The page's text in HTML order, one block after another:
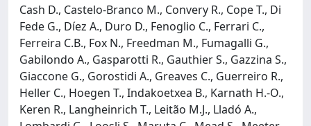
Cash D., Castelo-Branco M., Convery R., Cope T., Di
Fede G., Díez A., Duro D., Fenoglio C., Ferrari C.,
Ferreira C.B., Fox N., Freedman M., Fumagalli G.,
Gabilondo A., Gasparotti R., Gauthier S., Gazzina S.,
Giaccone G., Gorostidi A., Greaves C., Guerreiro R.,
Heller C., Hoegen T., Indakoetxea B., Karnath H.-O.,
Keren R., Langheinrich T., Leitão M.J., Lladó A.,